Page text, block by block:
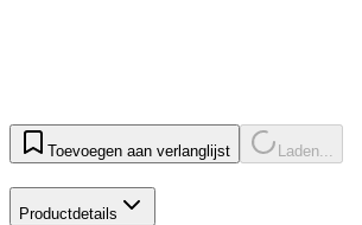
Toevoegen aan verlanglijst Laden...
Productdetails